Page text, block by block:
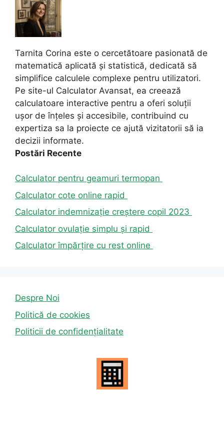
Tarnita Corina este o cercetătoare pasionată de
matematică aplicată și statistică, dedicată să
simplifice calculele complexe pentru utilizatori.
Pe site-ul Calculator Avansat, ea creează
calculatoare interactive pentru a oferi soluții
ușor de înțeles și accesibile, contribuind cu
expertiza sa la proiecte ce ajută vizitatorii să ia
decizii informate.
Postări Recente
Calculator pentru geamuri termopan
Calculator cote online rapid
Calculator indemnizație creștere copil 2023
Calculator ovulație simplu și rapid
Calculator împărțire cu rest online
Despre Noi
Politică de cookies
Politicii de confidențialitate